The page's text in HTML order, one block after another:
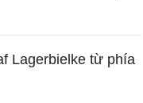
Lagerbielke từ phía